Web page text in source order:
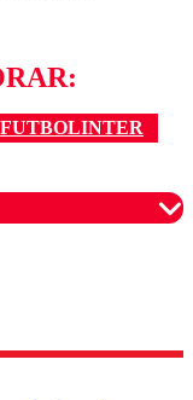
FUTBOLINTER
garantizar un